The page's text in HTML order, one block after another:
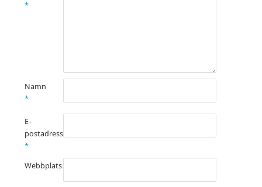
*
Namn
*
E-
postadress
*
Webbplats